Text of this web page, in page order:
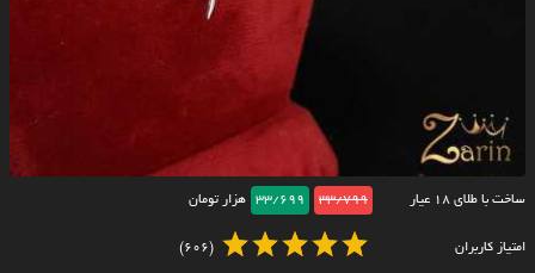
ساخت با طلای ۱۸ عیار 33/799
33/699 هزار تومان
امتیاز کاربران (606)